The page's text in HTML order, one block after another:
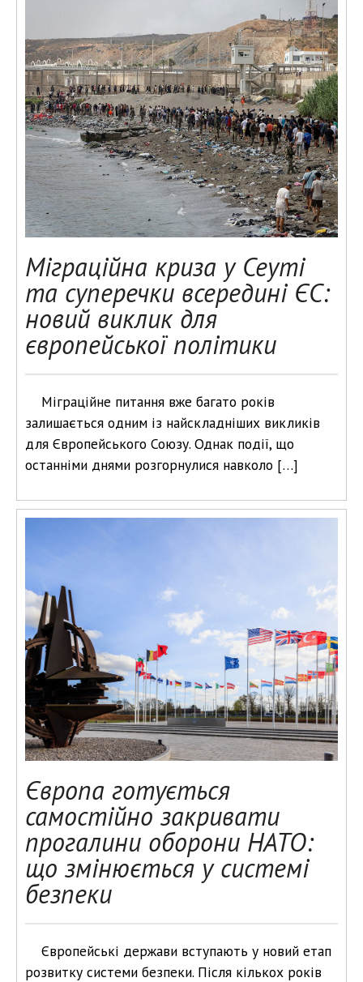
Міграційна криза у Сеуті
та суперечки всередині ЄС:
новий виклик для
європейської політики
Міграційне питання вже багато років
залишається одним із найскладніших викликів
для Європейського Союзу. Однак події, що
останніми днями розгорнулися навколо […]
Європа готується
самостійно закривати
прогалини оборони НАТО:
що змінюється у системі
безпеки
Європейські держави вступають у новий етап
розвитку системи безпеки. Після кількох років